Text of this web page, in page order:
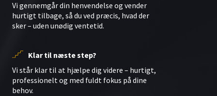
Vi gennemgår din henvendelse og vender
hurtigt tilbage, så du ved præcis, hvad der
sker – uden unødig ventetid.
Klar til næste step?
Vi står klar til at hjælpe dig videre – hurtigt,
professionelt og med fuldt fokus på dine
behov.